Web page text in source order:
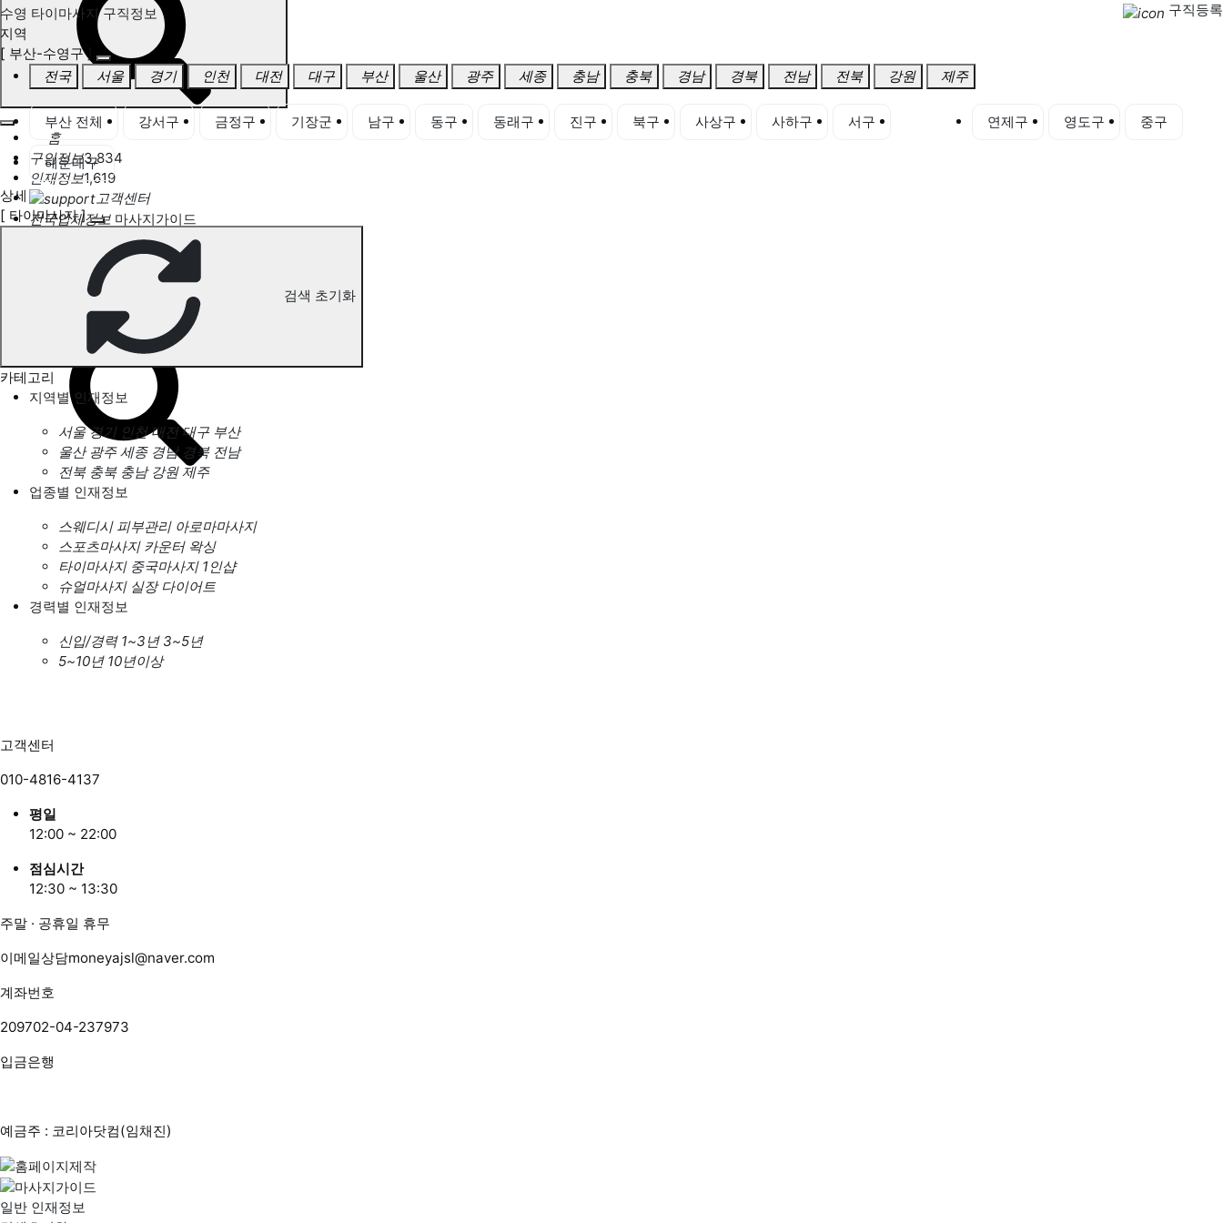
홈
구인정보3,834
인재정보1,619
고객센터
전국업체정보 마사지가이드
업체 서비스 관리
개인 서비스 관리
수영 타이마사지 구직정보
수영 타이마사지 구직정보
구직등록
지역
[ 부산-수영구 ]
전국
서울 경기 인천 대전 대구 부산 울산 광주 세종 충남 충북 경남 경북 전남 전북 강원 제주
부산 전체 강서구 금정구 기장군 남구 동구 동래구 진구 북구 사상구 사하구 서구 연제구 영도구 중구
해운대구
상세
[ 타이마사지 ]
검색 초기화
카테고리
지역별 인재정보
서울 경기 인천 대전 대구 부산
울산 광주 세종 경남 경북 전남
전북 충북 충남 강원 제주
업종별 인재정보
스웨디시 피부관리 아로마마사지
스포츠마사지 카운터 왁싱
타이마사지 중국마사지 1인샵
슈얼마사지 실장 다이어트
경력별 인재정보
신입/경력 1~3년 3~5년
5~10년 10년이상
고객센터
010-4816-4137
평일
12:00 ~ 22:00
점심시간
12:30 ~ 13:30
주말 · 공휴일 휴무
이메일상담moneyajsl@naver.com
계좌번호
209702-04-237973
입금은행
예금주 : 코리아닷컴(임채진)
일반 인재정보